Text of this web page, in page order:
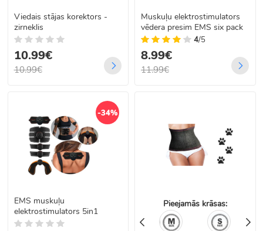
Viedais stājas korektors -
zirneklis
10.99€
10.99€
Muskuļu elektrostimulators
vēdera presim EMS six pack
4/5
8.99€
11.99€
-34%
EMS muskuļu
elektrostimulators 5in1
Pieejamās krāsas: